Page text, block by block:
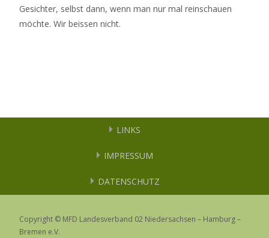
Gesichter, selbst dann, wenn man nur mal reinschauen
möchte. Wir beissen nicht.
LINKS
IMPRESSUM
DATENSCHUTZ
Copyright © MFD Landesverband 02 Niedersachsen – Hamburg –
Bremen e.V.